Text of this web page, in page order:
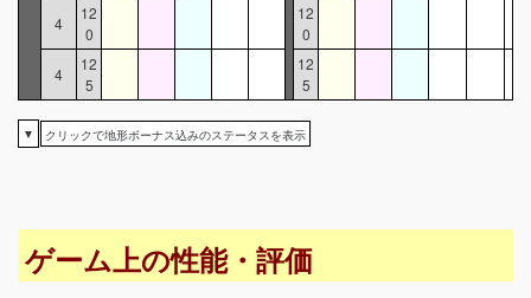
4
12
0
12
0
4
12
5
12
5
▼ クリックで地形ボーナス込みのステータスを表示
ゲーム上の性能・評価